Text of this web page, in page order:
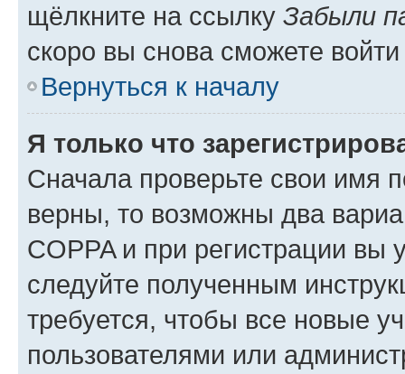
щёлкните на ссылку Забыли
скоро вы снова сможете
Вернуться к началу
Я только что
Сначала проверьте свои имя
верны, то возможны два
COPPA и при регистрации вы
следуйте полученным
требуется, чтобы все новые
пользователями или